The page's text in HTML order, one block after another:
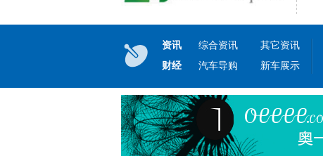
资讯 综合资讯
其它资讯
财经
汽车导购 新车展示